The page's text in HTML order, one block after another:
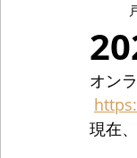
オン
現在